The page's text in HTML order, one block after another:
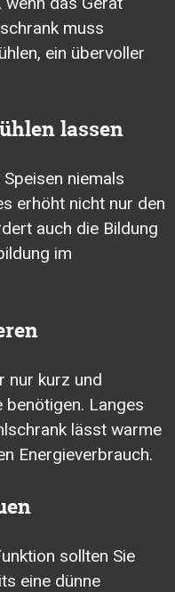
muss
ein übervoller
lassen
niemals
erhöht nicht nur den
auch die Bildung
im
nur kurz und
benötigen. Langes
lässt warme
Energieverbrauch.
sollten Sie
eine dünne